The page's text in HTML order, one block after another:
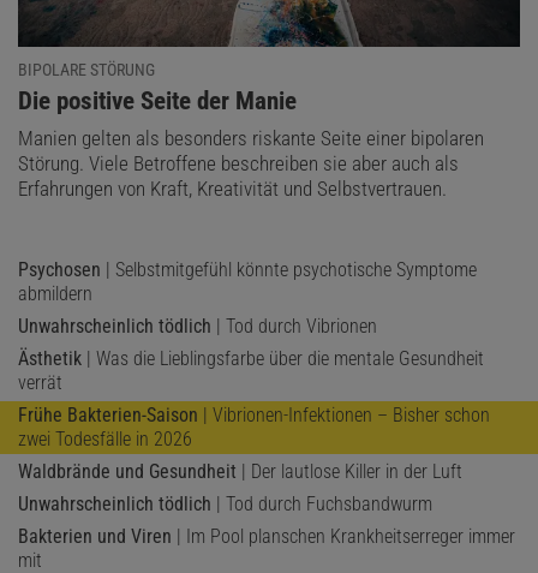
BIPOLARE STÖRUNG
:
Die positive Seite der Manie
Manien gelten als besonders riskante Seite einer bipolaren
Störung. Viele Betroffene beschreiben sie aber auch als
Erfahrungen von Kraft, Kreativität und Selbstvertrauen.
Psychosen | Selbstmitgefühl könnte psychotische Symptome
abmildern
Unwahrscheinlich tödlich | Tod durch Vibrionen
Ästhetik | Was die Lieblingsfarbe über die mentale Gesundheit
verrät
Frühe Bakterien-Saison | Vibrionen-Infektionen – Bisher schon
zwei Todesfälle in 2026
Waldbrände und Gesundheit | Der lautlose Killer in der Luft
Unwahrscheinlich tödlich | Tod durch Fuchsbandwurm
Bakterien und Viren | Im Pool planschen Krankheitserreger immer
mit